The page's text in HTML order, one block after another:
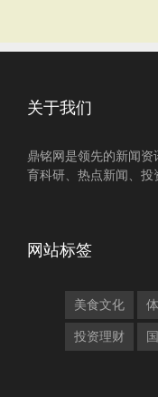
关于我们
鼎铭网是领先的新闻
育科研、热点新闻、投
网站标签
美食文化
投资理财